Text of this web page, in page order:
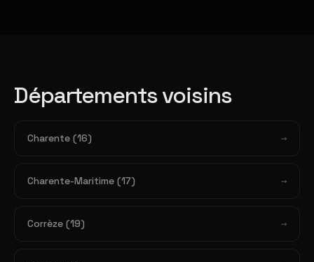
Départements voisins
Charente (16)
Charente-Maritime (17)
Corrèze (19)